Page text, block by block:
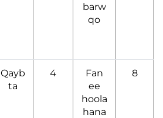
barw
qo
8
Fan
ee
hoola
hana
4
Qayb
ta